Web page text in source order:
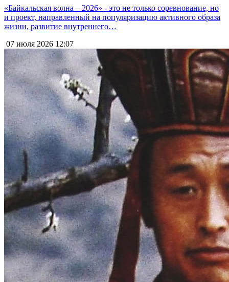
«Байкальская волна – 2026» - это не только соревнование, но
и проект, направленный на популяризацию активного образа
жизни, развитие внутреннего…
07 июля 2026 12:07